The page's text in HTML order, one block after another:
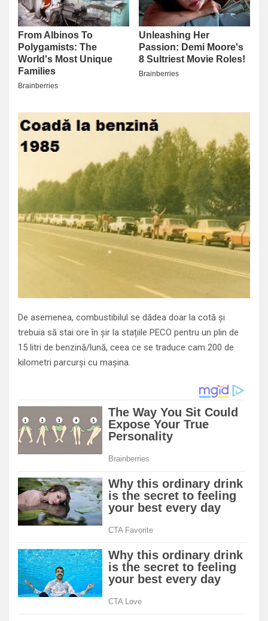
De asemenea, combustibilul se dădea doar la cotă și
trebuia să stai ore în șir la stațiile PECO pentru un plin de
15 litri de benzină/lună, ceea ce se traduce cam 200 de
kilometri parcurși cu mașina.